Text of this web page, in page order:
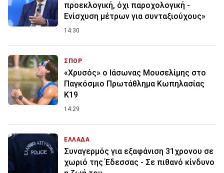
προεκλογική, όχι παροχολογική -
Ενίσχυση μέτρων για συνταξιούχους»
14:30
ΣΠΟΡ
«Χρυσός» ο Ιάσωνας Μουσελίμης στο
Παγκόσμιο Πρωτάθλημα Κωπηλασίας
Κ19
14:29
ΕΛΛΑΔΑ
Συναγερμός για εξαφάνιση 31χρονου σε
χωριό της Έδεσσας - Σε πιθανό κίνδυνο